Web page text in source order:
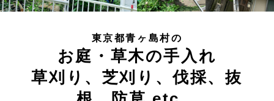
東京都青ヶ島村の
お庭・草木の手入れ
草刈り、芝刈り、伐採、抜